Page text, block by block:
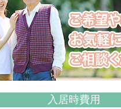
入居時費用